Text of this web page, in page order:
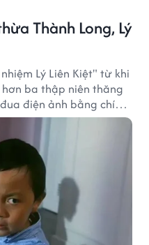
Thành Long, Lý
Lý Liên Kiệt" từ khi
ba thập niên thăng
điện ảnh bằng chính